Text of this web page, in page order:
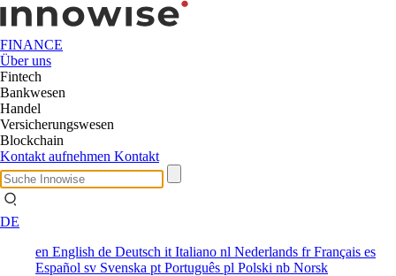
FINANCE
Über uns
Fintech
Bankwesen
Handel
Versicherungswesen
Blockchain
Kontakt aufnehmen Kontakt
DE
en English de Deutsch it Italiano nl Nederlands frFrançais es
Español sv Svenska pt Português pl Polski nb Norsk